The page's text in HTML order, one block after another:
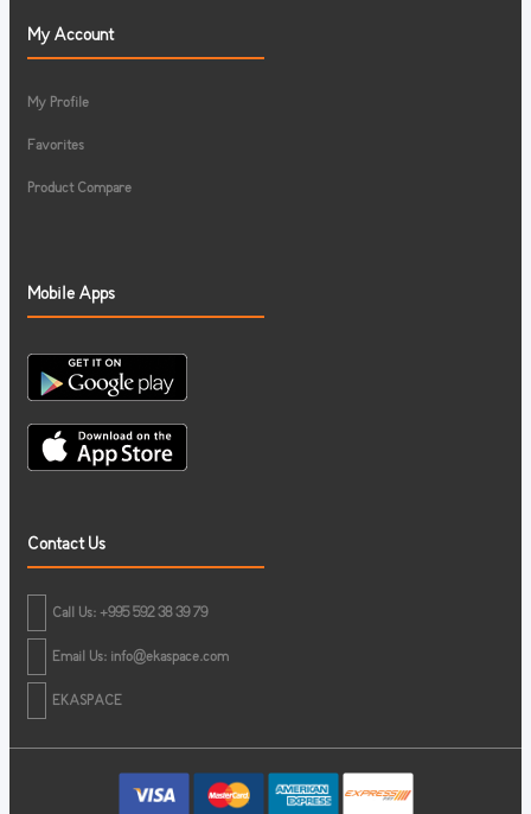
My Account
My Profile
Favorites
Product Compare
Mobile Apps
Contact Us
Call Us: +995 592 38 39 79
Email Us: info@ekaspace.com
EKASPACE